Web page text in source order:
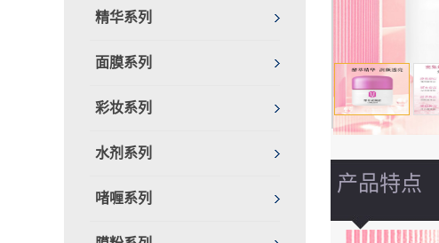
精华系列
面膜系列
彩妆系列
水剂系列
啫喱系列
产品特点